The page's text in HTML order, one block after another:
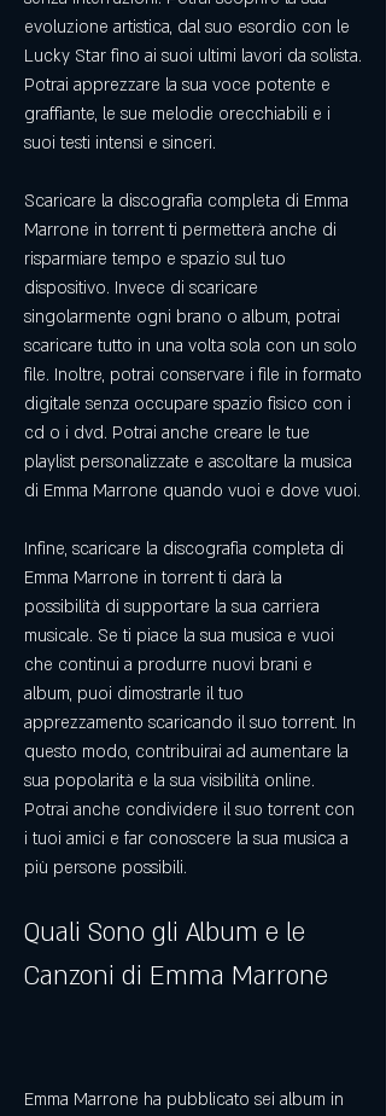
evoluzione artistica, dal suo esordio con le
Lucky Star fino ai suoi ultimi lavori da solista.
Potrai apprezzare la sua voce potente e
graffiante, le sue melodie orecchiabili e i
suoi testi intensi e sinceri.
Scaricare la discografia completa di Emma
Marrone in torrent ti permetterà anche di
risparmiare tempo e spazio sul tuo
dispositivo. Invece di scaricare
singolarmente ogni brano o album, potrai
scaricare tutto in una volta sola con un solo
file. Inoltre, potrai conservare i file in formato
digitale senza occupare spazio fisico con i
cd o i dvd. Potrai anche creare le tue
playlist personalizzate e ascoltare la musica
di Emma Marrone quando vuoi e dove vuoi.
Infine, scaricare la discografia completa di
Emma Marrone in torrent ti darà la
possibilità di supportare la sua carriera
musicale. Se ti piace la sua musica e vuoi
che continui a produrre nuovi brani e
album, puoi dimostrarle il tuo
apprezzamento scaricando il suo torrent. In
questo modo, contribuirai ad aumentare la
sua popolarità e la sua visibilità online.
Potrai anche condividere il suo torrent con
i tuoi amici e far conoscere la sua musica a
più persone possibili.
Quali Sono gli Album e le
Canzoni di Emma Marrone
Emma Marrone ha pubblicato sei album in